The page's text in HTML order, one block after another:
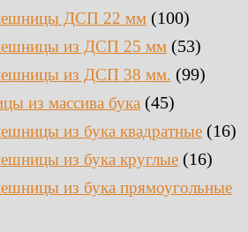
ДСП 22 мм (100)
из ДСП 25 мм (53)
из ДСП 38 мм. (99)
из массива бука (45)
из бука квадратные (16)
из бука круглые (16)
из бука прямоугольные